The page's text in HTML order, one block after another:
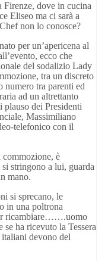
dove in cucina
Eliseo ma ci sarà a
non lo conosce?
per un’apericena al
ecco che
del sodalizio Lady
tra un discreto
numero tra parenti ed
ad un altrettanto
plauso dei Presidenti
Massimiliano
telefonico con il
commozione, è
stringono a lui, guarda
mano.
si sprecano, le
in una poltrona
ricambiare…….uomo
ha ricevuto la Tessera
devono del